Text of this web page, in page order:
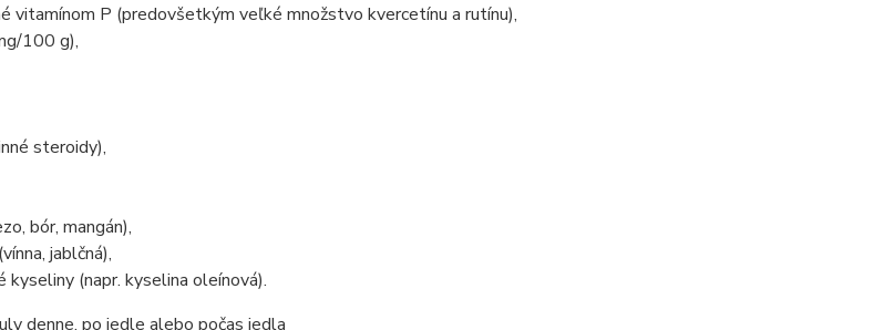
vitamínom P (predovšetkým veľké množstvo kvercetínu a rutínu),
100 g),
steroidy),
bór, mangán),
jablčná),
kyseliny (napr. kyselina oleínová).
denne, po jedle alebo počas jedla